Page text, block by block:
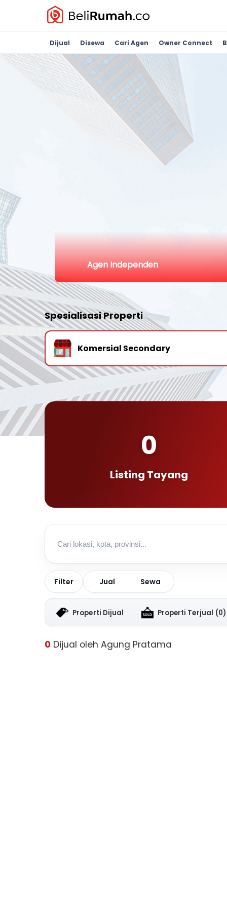
Dijual Disewa Cari Agen Owner Connect
Agen Independen
Spesialisasi Properti
Komersial Secondary
0
Listing Tayang
Filter Jual Sewa
Properti Dijual Properti Terjual (0)
0 Dijual oleh Agung Pratama